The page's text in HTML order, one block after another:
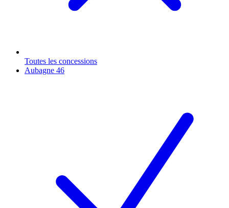
Toutes les concessions
Aubagne 46